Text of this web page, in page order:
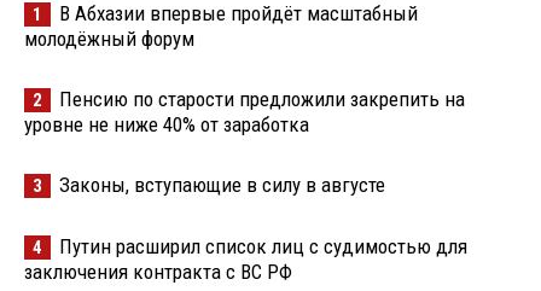
1
В Абхазии впервые пройдёт масштабный
молодёжный форум
2
Пенсию по старости предложили закрепить на
уровне не ниже 40% от заработка
3 Законы, вступающие в силу в августе
4
Путин расширил список лиц с судимостью для
заключения контракта с ВС РФ